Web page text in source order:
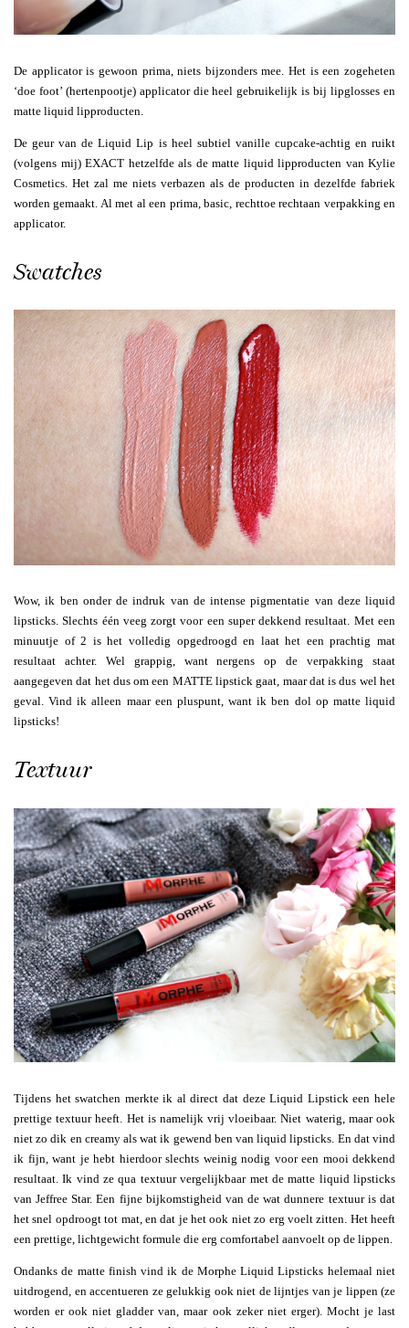
De applicator is gewoon prima, niets bijzonders mee. Het is een zogeheten
‘doe foot’ (hertenpootje) applicator die heel gebruikelijk is bij lipglosses en
matte liquid lipproducten.
De geur van de Liquid Lip is heel subtiel vanille cupcake-achtig en ruikt
(volgens mij) EXACT hetzelfde als de matte liquid lipproducten van Kylie
Cosmetics. Het zal me niets verbazen als de producten in dezelfde fabriek
worden gemaakt. Al met al een prima, basic, rechttoe rechtaan verpakking en
applicator.
Swatches
Wow, ik ben onder de indruk van de intense pigmentatie van deze liquid
lipsticks. Slechts één veeg zorgt voor een super dekkend resultaat. Met een
minuutje of 2 is het volledig opgedroogd en laat het een prachtig mat
resultaat achter. Wel grappig, want nergens op de verpakking staat
aangegeven dat het dus om een MATTE lipstick gaat, maar dat is dus wel het
geval. Vind ik alleen maar een pluspunt, want ik ben dol op matte liquid
lipsticks!
Textuur
Tijdens het swatchen merkte ik al direct dat deze Liquid Lipstick een hele
prettige textuur heeft. Het is namelijk vrij vloeibaar. Niet waterig, maar ook
niet zo dik en creamy als wat ik gewend ben van liquid lipsticks. En dat vind
ik fijn, want je hebt hierdoor slechts weinig nodig voor een mooi dekkend
resultaat. Ik vind ze qua textuur vergelijkbaar met de matte liquid lipsticks
van Jeffree Star. Een fijne bijkomstigheid van de wat dunnere textuur is dat
het snel opdroogt tot mat, en dat je het ook niet zo erg voelt zitten. Het heeft
een prettige, lichtgewicht formule die erg comfortabel aanvoelt op de lippen.
Ondanks de matte finish vind ik de Morphe Liquid Lipsticks helemaal niet
uitdrogend, en accentueren ze gelukkig ook niet de lijntjes van je lippen (ze
worden er ook niet gladder van, maar ook zeker niet erger). Mocht je last